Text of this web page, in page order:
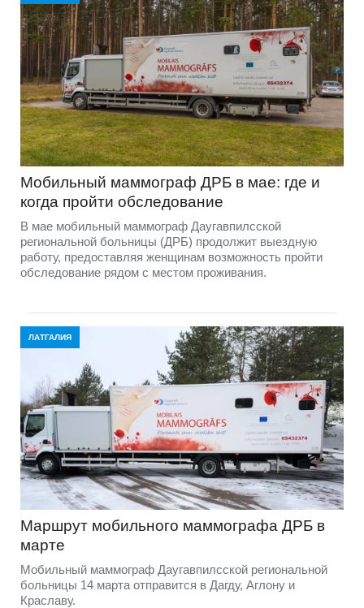
Мобильный маммограф ДРБ в мае: где и
когда пройти обследование
В мае мобильный маммограф Даугавпилсской
региональной больницы (ДРБ) продолжит выездную
работу, предоставляя женщинам возможность пройти
обследование рядом с местом проживания.
ЛАТГАЛИЯ
Маршрут мобильного маммографа ДРБ в
марте
Мобильный маммограф Даугавпилсской региональной
больницы 14 марта отправится в Дагду, Аглону и
Краславу.